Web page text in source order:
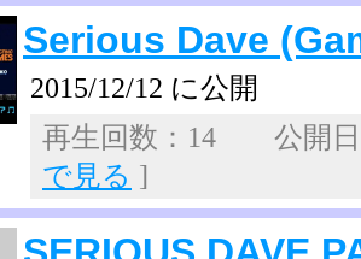
Serious Dave
2015/12/12 に公開
再生回数：14 公開
で見る ]